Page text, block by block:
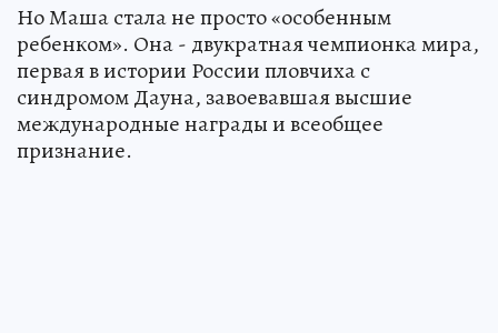
Но Маша стала не просто «особенным
ребенком». Она - двукратная чемпионка мира,
первая в истории России пловчиха с
синдромом Дауна, завоевавшая высшие
международные награды и всеобщее
признание.